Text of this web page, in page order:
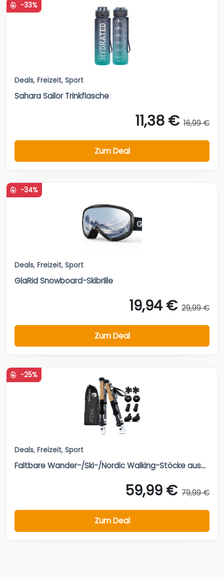
-33%
Deals, Freizeit, Sport
Sahara Sailor Trinkflasche
11,38 € 16,99 €
Zum Deal
-34%
Deals, Freizeit, Sport
GlaRid Snowboard-Skibrille
19,94 € 29,99 €
Zum Deal
-25%
Deals, Freizeit, Sport
Faltbare Wander-/Ski-/Nordic Walking-Stöcke aus...
59,99 € 79,99 €
Zum Deal